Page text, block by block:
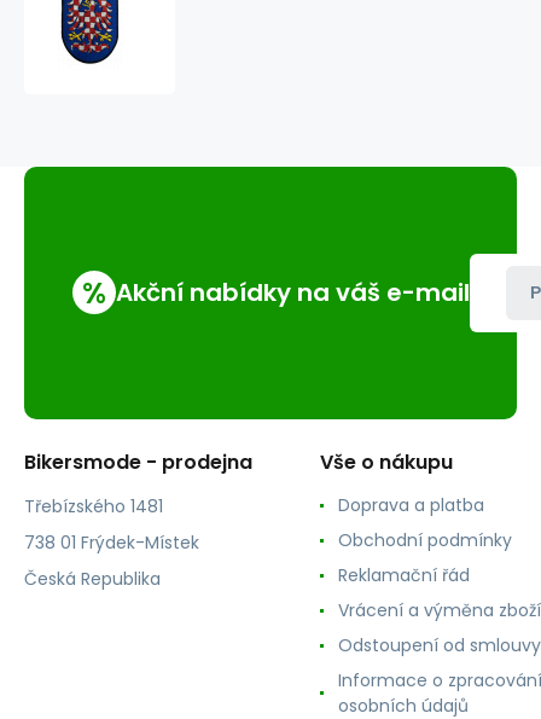
% Akční nabídky na váš e-mail
Bikersmode - prodejna
Třebízského 1481
738 01 Frýdek-Místek
Česká Republika
Vše o nákupu
Doprava a platba
Obchodní podmínky
Reklamační řád
Vrácení a výměna zboží
Odstoupení od smlouvy
Informace o zpracování
osobních údajů